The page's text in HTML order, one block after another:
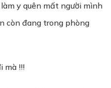
y quên mất người mình
còn đang trong phòng
mà !!!